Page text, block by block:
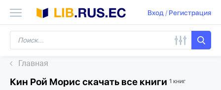
Вход/ Регистрация
Главная
Кин Рой Морис скачать все книги 1 книг